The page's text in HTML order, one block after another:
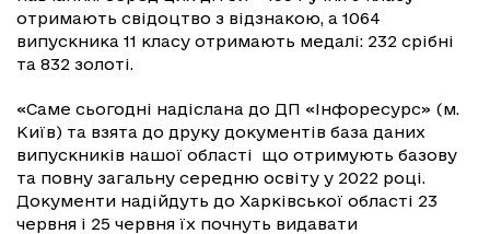
отримають свідоцтво з відзнакою, а 1064
випускника 11 класу отримають медалі: 232 срібні
та 832 золоті.
«Саме сьогодні надіслана до ДП «Інфоресурс» (м.
Київ) та взята до друку документів база даних
випускників нашої області що отримують базову
та повну загальну середню освіту у 2022 році.
Документи надійдуть до Харківської області 23
червня і 25 червня їх почнуть видавати